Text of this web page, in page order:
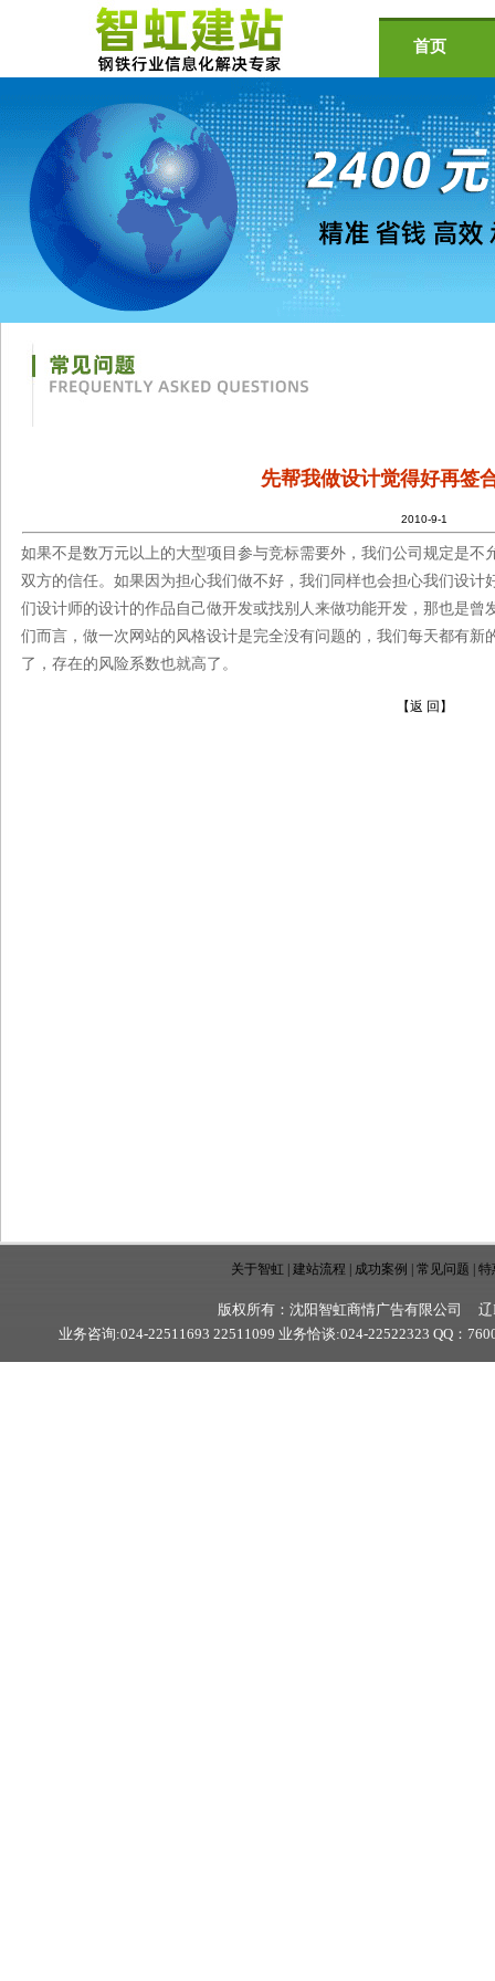
首页
先帮我做设计觉得好再签
2010-9-1
如果不是数万元以上的大型项目参与竞标需要外，我们公司规定是
双方的信任。如果因为担心我们做不好，我们同样也会担心我们设
们设计师的设计的作品自己做开发或找别人来做功能开发，那也是
们而言，做一次网站的风格设计是完全没有问题的，我们每天都有
了，存在的风险系数也就高了。
【返 回】
关于智虹 建站流程 成功案例 常见问题 特
版权所有：沈阳智虹商情广告有限公司 辽
业务咨询:024-22511693 22511099 业务恰谈:024-22522323 QQ：